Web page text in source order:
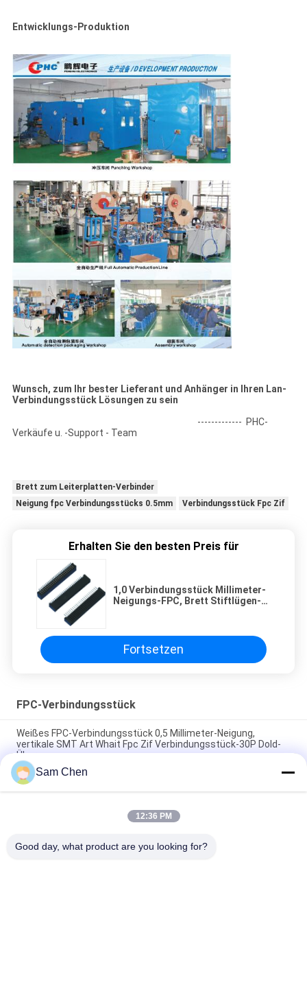
Entwicklungs-Produktion
Wunsch, zum Ihr bester Lieferant und Anhänger in Ihren Lan-
Verbindungsstück Lösungen zu sein
------------- PHC-
Verkäufe u. -Support - Team
Brett zum Leiterplatten-Verbinder
Neigung fpc Verbindungsstücks 0.5mm
Verbindungsstück Fpc Zif
Erhalten Sie den besten Preis für
1,0 Verbindungsstück Millimeter-
Neigungs-FPC, Brett Stiftlügen-
der Höhen-25
Fortsetzen
FPC-Verbindungsstück
Weißes FPC-Verbindungsstück 0,5 Millimeter-Neigung,
vertikale SMT Art Whait Fpc Zif Verbindungsstück-30P Dold-
Überzog
Stifte H 1.5mm des 1,0 Millimeter-Neigungs-FPC
Verbindungsstück-4 herauf Art Löten des Kontakt-ZIF
Verbindungsstück 1,0 Millimeter-Neigungs-B Fpc Zif 180 Grad-
Sam Chen
12:36 PM
Good day, what product are you looking for?